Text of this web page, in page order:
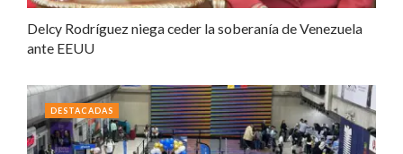
Delcy Rodríguez niega ceder la soberanía de Venezuela
ante EEUU
DESTACADAS